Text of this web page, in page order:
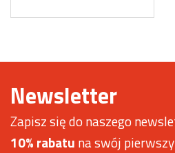
Newsletter
Zapisz się do naszego
10% rabatu na swój